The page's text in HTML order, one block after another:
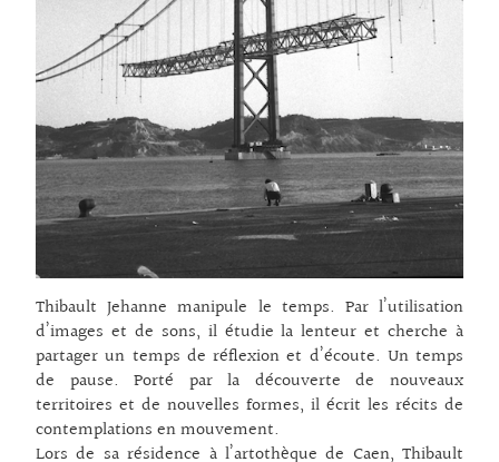
Thibault Jehanne manipule le temps. Par l’utilisation
d’images et de sons, il étudie la lenteur et cherche à
partager un temps de réflexion et d’écoute. Un temps
de pause. Porté par la découverte de nouveaux
territoires et de nouvelles formes, il écrit les récits de
contemplations en mouvement.
Lors de sa résidence à l’artothèque de Caen, Thibault